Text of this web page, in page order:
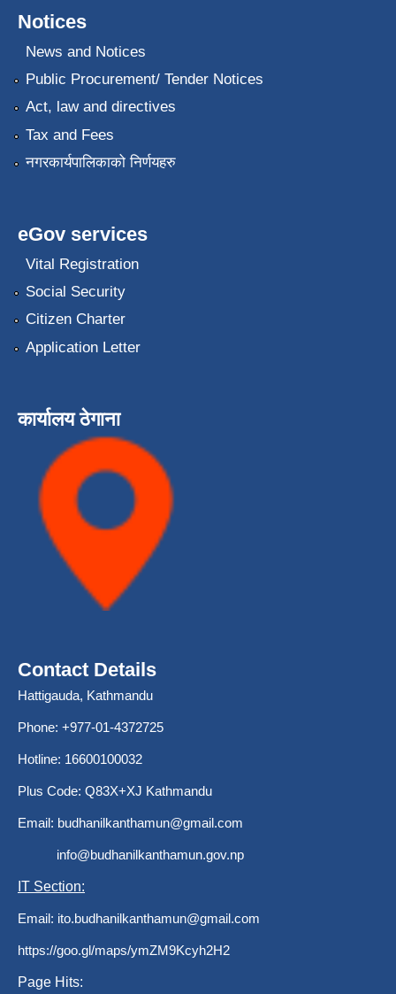
Notices
News and Notices
Public Procurement/ Tender Notices
Act, law and directives
Tax and Fees
नगरकार्यपालिकाको निर्णयहरु
eGov services
Vital Registration
Social Security
Citizen Charter
Application Letter
कार्यालय ठेगाना
Contact Details
Hattigauda, Kathmandu
Phone: +977-01-4372725
Hotline: 16600100032
Plus Code: Q83X+XJ Kathmandu
Email: budhanilkanthamun@gmail.com
info@budhanilkanthamun.gov.np
IT Section:
Email: ito.budhanilkanthamun@gmail.com
https://goo.gl/maps/ymZM9Kcyh2H2
Page Hits: